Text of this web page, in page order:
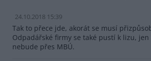
24.10.2018 15:39
Tak to přece jde, akorát se musí
Odpadářské firmy se také pustí k lizu,
nebude přes MBÚ.